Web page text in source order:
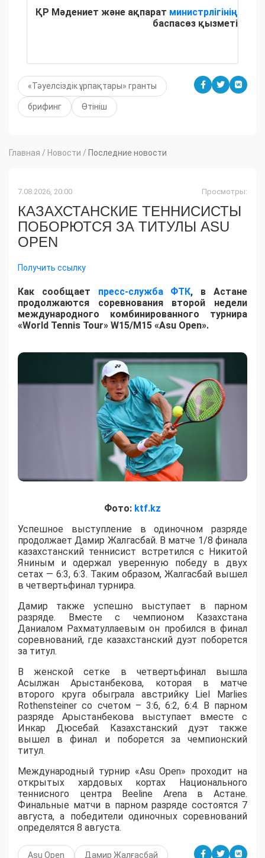
ҚР Мәдениет және ақпарат министрлігінің
баспасөз қызметі
«Тәуелсіздік ұрпақтары» гранты
брифинг Өтініш
Главная / Новости / Последние новости
7.08.2026, 20:00 Просмотры:
КАЗАХСТАНСКИЕ ТЕННИСИСТЫ
ПОБОРЮТСЯ ЗА ТИТУЛЫ ASU
OPEN
Получить ссылку
Как сообщает пресс-служба ФТК, в Астане
продолжаются соревнования второй недели
международного комбинированного турнира
«World Tennis Tour» W15/M15 «Asu Open».
Фото: ktf.kz
Успешное выступление в одиночном разряде
продолжает Дамир Жалгасбай. В матче 1/8 финала
казахстанский теннисист встретился с Никитой
Яниным и одержал уверенную победу в двух
сетах — 6:3, 6:3. Таким образом, Жалгасбай вышел
в четвертьфинал турнира.
Дамир также успешно выступает в парном
разряде. Вместе с чемпионом Казахстана
Даниалом Рахматуллаевым он пробился в финал
соревнований, где казахстанский дуэт поборется
за титул.
В женской сетке в четвертьфинал вышла
Асылжан Арыстанбекова, которая в матче
второго круга обыграла австрийку Liel Marlies
Rothensteiner со счетом – 3:6, 6:2, 6:4. В парном
разряде Арыстанбекова выступает вместе с
Инкар Дюсебай. Казахстанский дуэт также
вышел в финал и поборется за чемпионский
титул.
Международный турнир «Asu Open» проходит на
открытых хардовых кортах Национального
теннисного центра Beeline Arena в Астане.
Финальные матчи в парном разряде состоятся 7
августа, а победители одиночных соревнований
определятся 8 августа.
Asu Open Дамир Жалғасбай